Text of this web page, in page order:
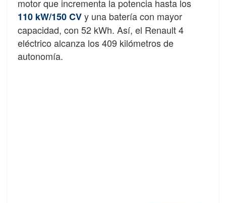
motor que incrementa la potencia hasta los
110 kW/150 CVy una batería con mayor
capacidad, con 52 kWh. Así, el Renault 4
eléctrico alcanza los 409 kilómetros de
autonomía.